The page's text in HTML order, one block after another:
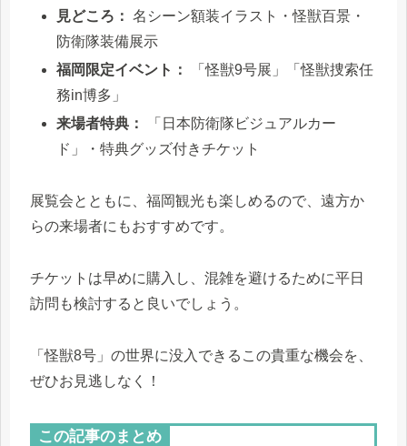
見どころ： 名シーン額装イラスト・怪獣百景・
防衛隊装備展示
福岡限定イベント：
「怪獣9号展」「怪獣捜索任
務in博多」
来場者特典：
「日本防衛隊ビジュアルカー
ド」・特典グッズ付きチケット
展覧会とともに、福岡観光も楽しめるので、遠方か
らの来場者にもおすすめです。
チケットは早めに購入し、混雑を避けるために平日
訪問も検討すると良いでしょう。
「怪獣8号」の世界に没入できるこの貴重な機会を、
ぜひお見逃しなく！
この記事のまとめ